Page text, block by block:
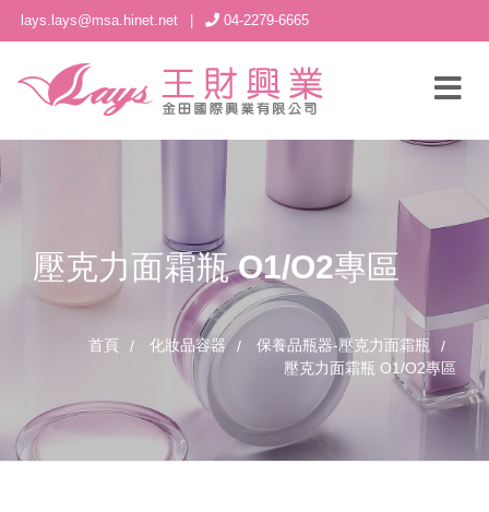
lays.lays@msa.hinet.net 04-2279-6665
壓克力面霜瓶 O1/O2專區
首頁 化妝品容器
保養品瓶器-壓克力面霜瓶
壓克力面霜瓶 O1/O2專區